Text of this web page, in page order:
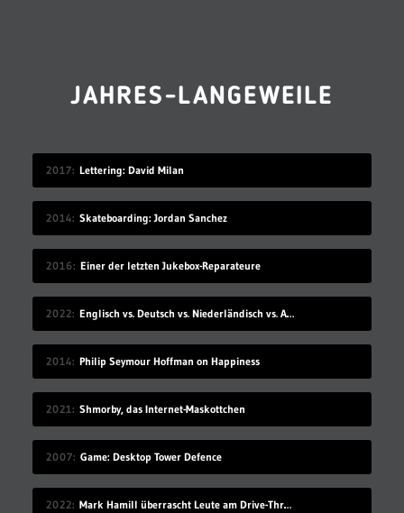
JAHRES-LANGEWEILE
2017 Lettering: David Milan
2014 Skateboarding: Jordan Sanchez
2016 Einer der letzten Jukebox-Reparateure
2022 Englisch vs. Deutsch vs. Niederländisch vs. Afrikaans
2014 Philip Seymour Hoffman on Happiness
2021 Shmorby, das Internet-Maskottchen
2007 Game: Desktop Tower Defence
2022 Mark Hamill überrascht Leute am Drive-Thru-Schalter